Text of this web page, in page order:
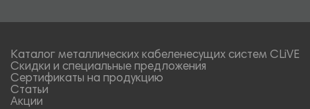
Каталог металлических кабеленесущих систем CLiVE
Скидки и специальные предложения
Сертификаты на продукцию
Статьи
Акции